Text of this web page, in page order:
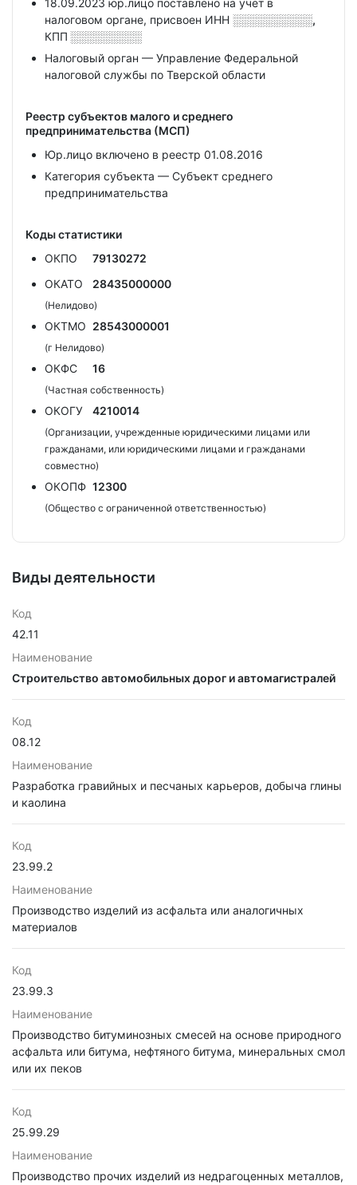
18.09.2023 юр.лицо поставлено на учет в
налоговом органе, присвоен ИНН ░░░░░░░░░░,
КПП ░░░░░░░░░
Налоговый орган — Управление Федеральной
налоговой службы по Тверской области
Реестр субъектов малого и среднего
предпринимательства (МСП)
Юр.лицо включено в реестр 01.08.2016
Категория субъекта — Субъект среднего
предпринимательства
Коды статистики
ОКПО
79130272
ОКАТО
28435000000
(Нелидово)
ОКТМО 28543000001
(г Нелидово)
ОКФС 16
(Частная собственность)
ОКОГУ 4210014
(Организации, учрежденные юридическими лицами или
гражданами, или юридическими лицами и гражданами
совместно)
ОКОПФ 12300
(Общество с ограниченной ответственностью)
Виды деятельности
Код
42.11
Наименование
Строительство автомобильных дорог и автомагистралей
Код
08.12
Наименование
Разработка гравийных и песчаных карьеров, добыча глины
и каолина
Код
23.99.2
Наименование
Производство изделий из асфальта или аналогичных
материалов
Код
23.99.3
Наименование
Производство битуминозных смесей на основе природного
асфальта или битума, нефтяного битума, минеральных смол
или их пеков
Код
25.99.29
Наименование
Производство прочих изделий из недрагоценных металлов,